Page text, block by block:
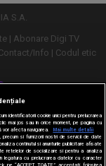
S.A.
Abonare Digi TV
Info
Codul etic
identificatorii cookie unici pentru prelucrarea
mai jos sau în orice moment, pe pagina cu
vor afecta navigarea.
Mai multe detalii
si furnizorii nostri de servicii de date
continutul si anunturile publicitare afisate
retelelor de socializare si pentru a analiza
legatura cu prelucrarea datelor cu caracter